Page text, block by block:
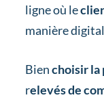
ligne où le
manière
Bienchoisir la
relevés de